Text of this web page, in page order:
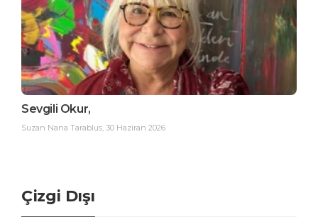
Sevgili Okur,
Suzan Nana Tarablus, 30 Haziran 2026
Çizgi Dışı